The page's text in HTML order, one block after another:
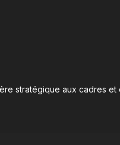
stratégique aux cadres